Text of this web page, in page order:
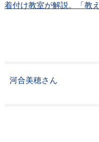
着付け教室が解説。「教
河合美穂さん